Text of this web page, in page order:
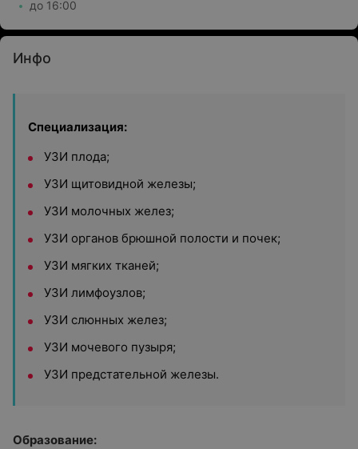
до 16:00
Инфо
Специализация:
УЗИ плода;
УЗИ щитовидной железы;
УЗИ молочных желез;
УЗИ органов брюшной полости и почек;
УЗИ мягких тканей;
УЗИ лимфоузлов;
УЗИ слюнных желез;
УЗИ мочевого пузыря;
УЗИ предстательной железы.
Образование: